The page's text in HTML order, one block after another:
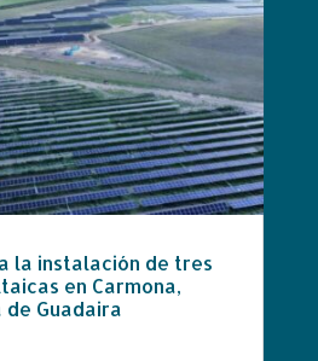
la instalación de tres
en Carmona,
Guadaira